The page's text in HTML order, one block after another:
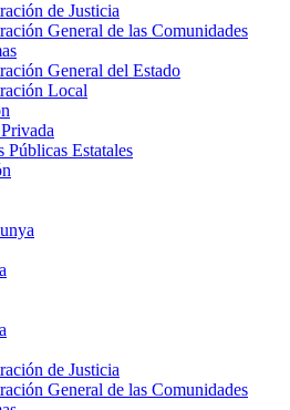
de Justicia
General de las Comunidades
General del Estado
Local
Públicas Estatales
de Justicia
General de las Comunidades